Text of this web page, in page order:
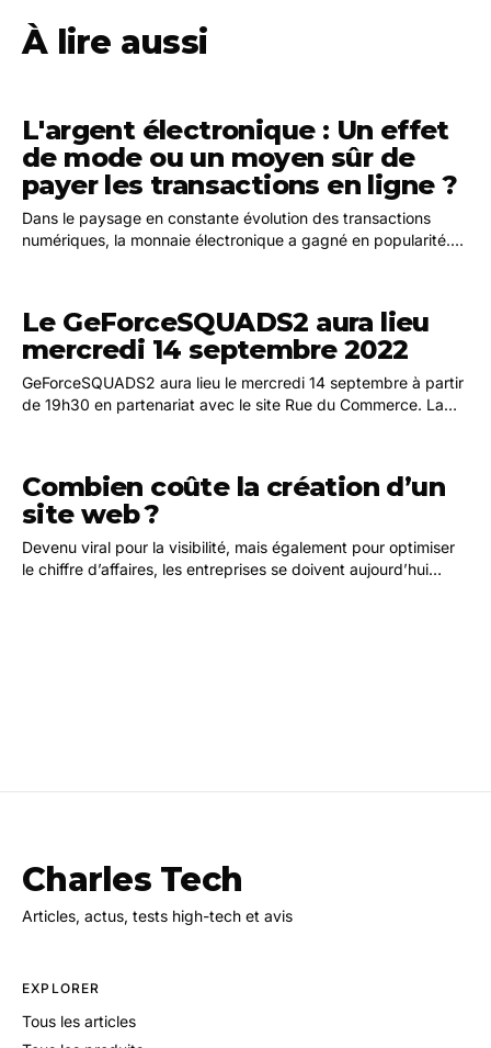
À lire aussi
L'argent électronique : Un effet
de mode ou un moyen sûr de
payer les transactions en ligne ?
Dans le paysage en constante évolution des transactions
numériques, la monnaie électronique a gagné en popularité.
Le GeForceSQUADS2 aura lieu
mercredi 14 septembre 2022
GeForceSQUADS2 aura lieu le mercredi 14 septembre à partir
de 19h30 en partenariat avec le site Rue du Commerce. La
Combien coûte la création d’un
site web ?
Devenu viral pour la visibilité, mais également pour optimiser
le chiffre d’affaires, les entreprises se doivent aujourd’hui
Charles Tech
Articles, actus, tests high-tech et avis
EXPLORER
Tous les articles